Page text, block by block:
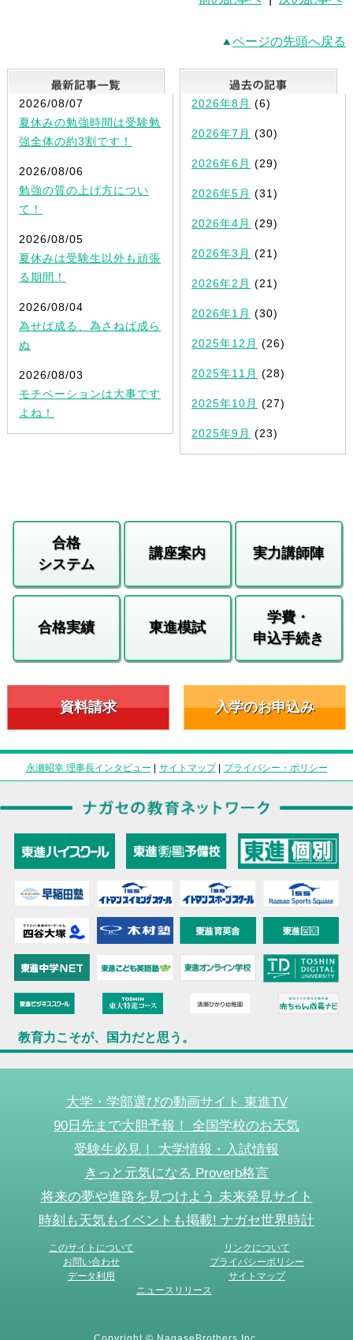
ページの先頭へ戻る
最新記事一覧
2026/08/07
夏休みの勉強時間は受験勉
強全体の約3割です！
2026/08/06
勉強の質の上げ方につい
て！
2026/08/05
夏休みは受験生以外も頑張
る期間！
2026/08/04
為せば成る、為さねば成ら
ぬ
2026/08/03
モチベーションは大事です
よね！
2026年8月 (6)
2026年7月 (30)
2026年6月 (29)
2026年5月 (31)
2026年4月 (29)
2026年3月 (21)
2026年2月 (21)
2026年1月 (30)
2025年12月 (26)
2025年11月 (28)
2025年10月 (27)
2025年9月 (23)
合格
システム
講座案内 実力講師陣
合格実績 東進模試
学費・
申込手続き
資料請求 入学のお申込み
永瀬昭幸 理事長インタビュー | サイトマップ| プライバシー・ポリシー
教育力こそが、国力だと思う。
大学・学部選びの動画サイト 東進TV
90日先まで大胆予報！ 全国学校のお天気
受験生必見！ 大学情報・入試情報
きっと元気になる Proverb格言
将来の夢や進路を見つけよう 未来発見サイト
時刻も天気もイベントも掲載! ナガセ世界時計
このサイトについて
リンクについて
お問い合わせ
プライバシーポリシー
データ利用
サイトマップ
ニュースリリース